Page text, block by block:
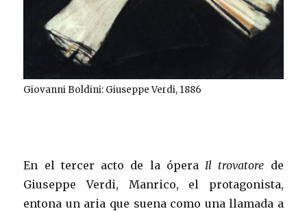
Giovanni Boldini: Giuseppe Verdi, 1886
En el tercer acto de la ópera Il trovatore de
Giuseppe Verdi, Manrico, el protagonista,
entona un aria que suena como una llamada a